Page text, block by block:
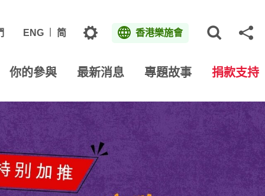
ENG 简 主題 香港樂施會
你的參與 最新消息 專題故事 捐款支持